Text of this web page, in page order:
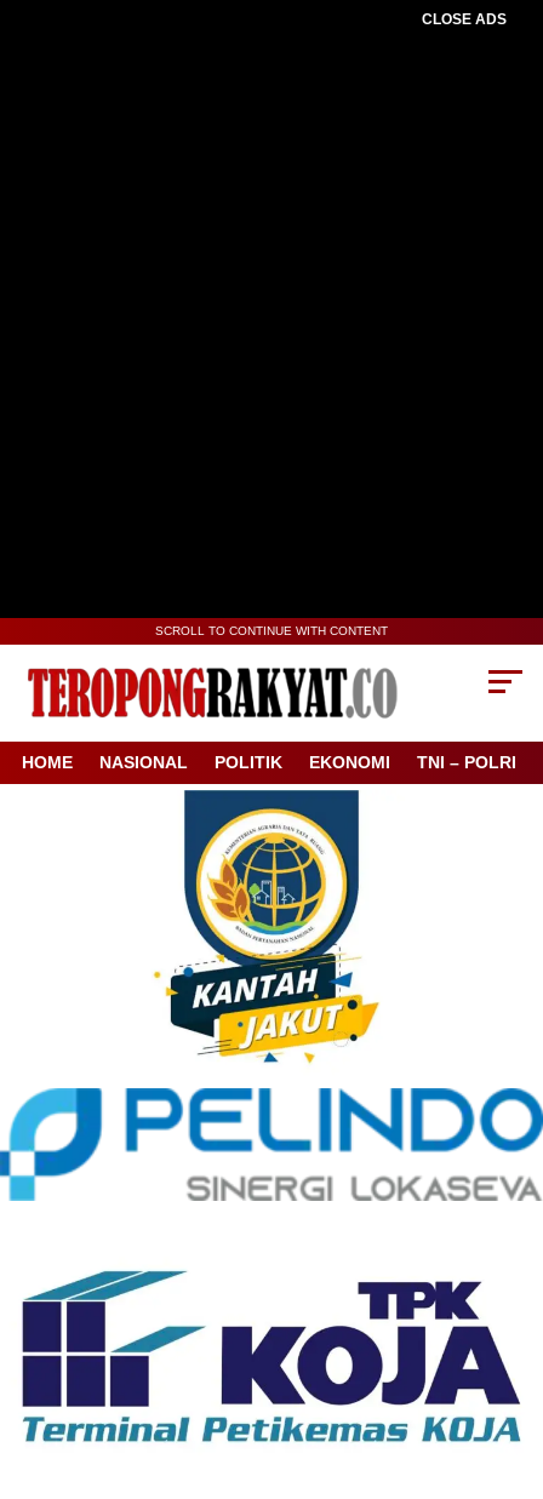
CLOSE ADS
SCROLL TO CONTINUE WITH CONTENT
HOME NASIONAL POLITIK EKONOMI TNI – POLRI